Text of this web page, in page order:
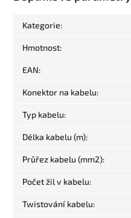
Kategorie:
Hmotnost:
EAN:
Konektor na kabelu:
Typ kabelu:
Délka kabelu (m):
Průřez kabelu (mm2):
Počet žil v kabelu:
Twistování kabelu: